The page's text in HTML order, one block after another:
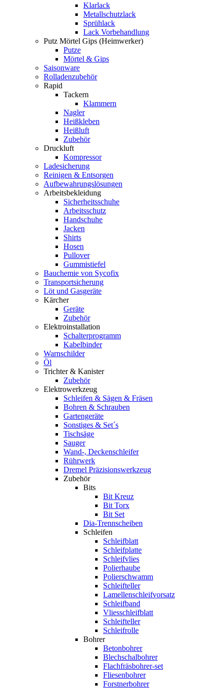
Klarlack
Metallschutzlack
Sprühlack
Lack Vorbehandlung
Putz Mörtel Gips (Heimwerker)
Putze
Mörtel & Gips
Saisonware
Rolladenzubehör
Rapid
Tackern
Klammern
Nagler
Heißkleben
Heißluft
Zubehör
Druckluft
Kompressor
Ladesicherung
Reinigen & Entsorgen
Aufbewahrungslösungen
Arbeitsbekleidung
Sicherheitsschuhe
Arbeitsschutz
Handschuhe
Jacken
Shirts
Hosen
Pullover
Gummistiefel
Bauchemie von Sycofix
Transportsicherung
Löt und Gasgeräte
Kärcher
Geräte
Zubehör
Elektroinstallation
Schalterprogramm
Kabelbinder
Warnschilder
Öl
Trichter & Kanister
Zubehör
Elektrowerkzeug
Schleifen & Sägen & Fräsen
Bohren & Schrauben
Gartengeräte
Sonstiges & Set´s
Tischsäge
Sauger
Wand-, Deckenschleifer
Rührwerk
Dremel Präzisionswerkzeug
Zubehör
Bits
Bit Kreuz
Bit Torx
Bit Set
Dia-Trennscheiben
Schleifen
Schleifblatt
Schleifplatte
Schleifvlies
Polierhaube
Polierschwamm
Schleifteller
Lamellenschleifvorsatz
Schleifband
Vliesschleifblatt
Schleifteller
Schleifrolle
Bohrer
Betonbohrer
Blechschalbohrer
Flachfräsbohrer-set
Fliesenbohrer
Forstnerbohrer